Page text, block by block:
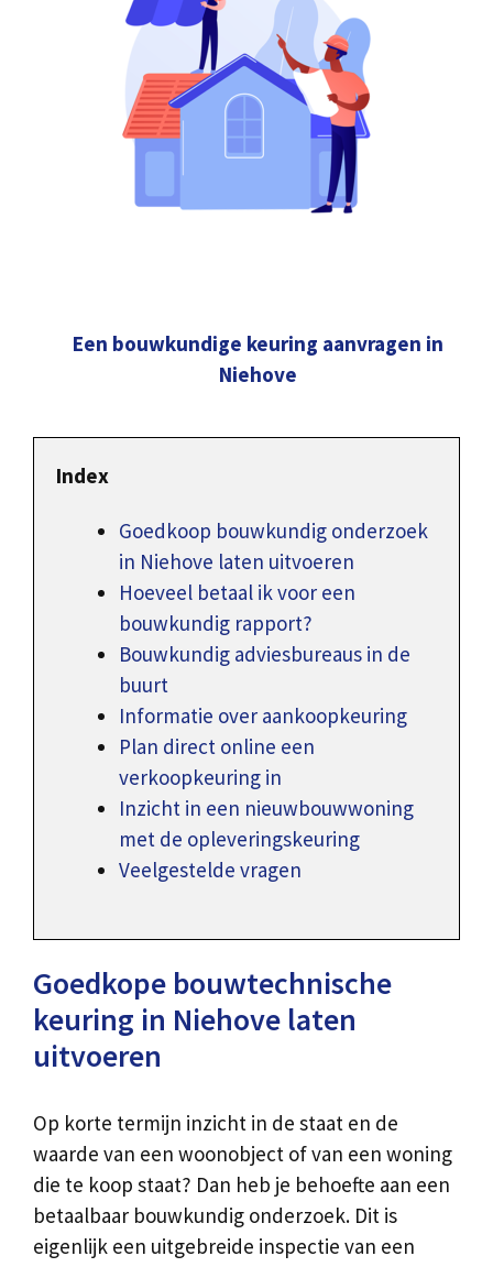
Een bouwkundige keuring aanvragen in
Niehove
Index
Goedkoop bouwkundig onderzoek
in Niehove laten uitvoeren
Hoeveel betaal ik voor een
bouwkundig rapport?
Bouwkundig adviesbureaus in de
buurt
Informatie over aankoopkeuring
Plan direct online een
verkoopkeuring in
Inzicht in een nieuwbouwwoning
met de opleveringskeuring
Veelgestelde vragen
Goedkope bouwtechnische
keuring in Niehove laten
uitvoeren
Op korte termijn inzicht in de staat en de
waarde van een woonobject of van een woning
die te koop staat? Dan heb je behoefte aan een
betaalbaar bouwkundig onderzoek. Dit is
eigenlijk een uitgebreide inspectie van een